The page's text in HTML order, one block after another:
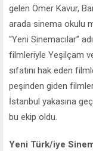
gelen Ömer Kavur,
arada sinema okulu
“Yeni Sinemacılar”
filmleriyle Yeşilçam
sıfatını hak eden
peşinden giden
İstanbul yakasına
bu ekip oldu.
Yeni Türk/iye